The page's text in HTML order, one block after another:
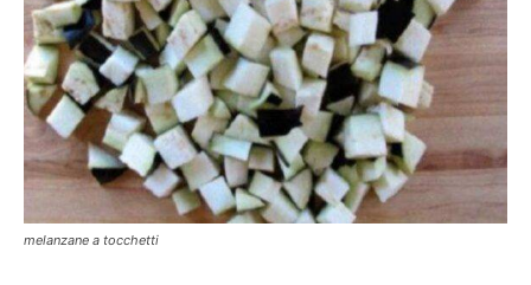
melanzane a tocchetti